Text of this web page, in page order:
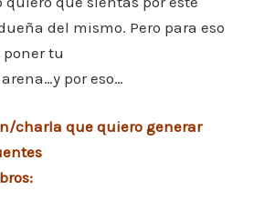
del mismo. Pero para eso
tu
por eso…
charla que quiero generar